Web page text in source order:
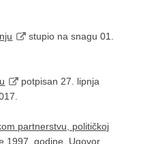
stupio na snagu 01.
potpisan 27. lipnja
partnerstvu, političkoj
1997. godine. Ugovor